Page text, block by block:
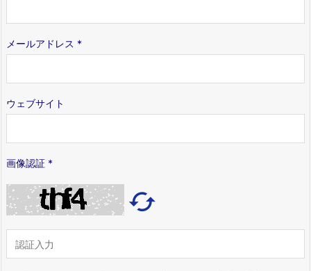
メールアドレス *
ウェブサイト
画像認証 *
